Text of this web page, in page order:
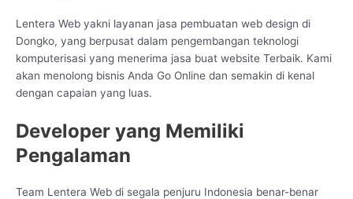
Lentera Web yakni layanan jasa pembuatan web design di
Dongko, yang berpusat dalam pengembangan teknologi
komputerisasi yang menerima jasa buat website Terbaik. Kami
akan menolong bisnis Anda Go Online dan semakin di kenal
dengan capaian yang luas.
Developer yang Memiliki
Pengalaman
Team Lentera Web di segala penjuru Indonesia benar-benar